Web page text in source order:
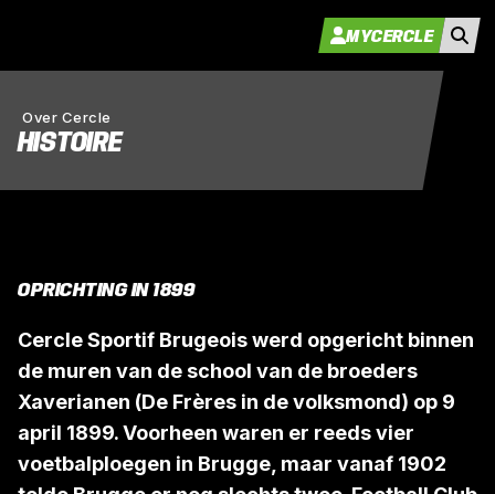
MYCERCLE
Over Cercle
HISTOIRE
OPRICHTING IN 1899
Cercle Sportif Brugeois werd opgericht binnen
de muren van de school van de broeders
Xaverianen (De Frères in de volksmond) op 9
april 1899. Voorheen waren er reeds vier
voetbalploegen in Brugge, maar vanaf 1902